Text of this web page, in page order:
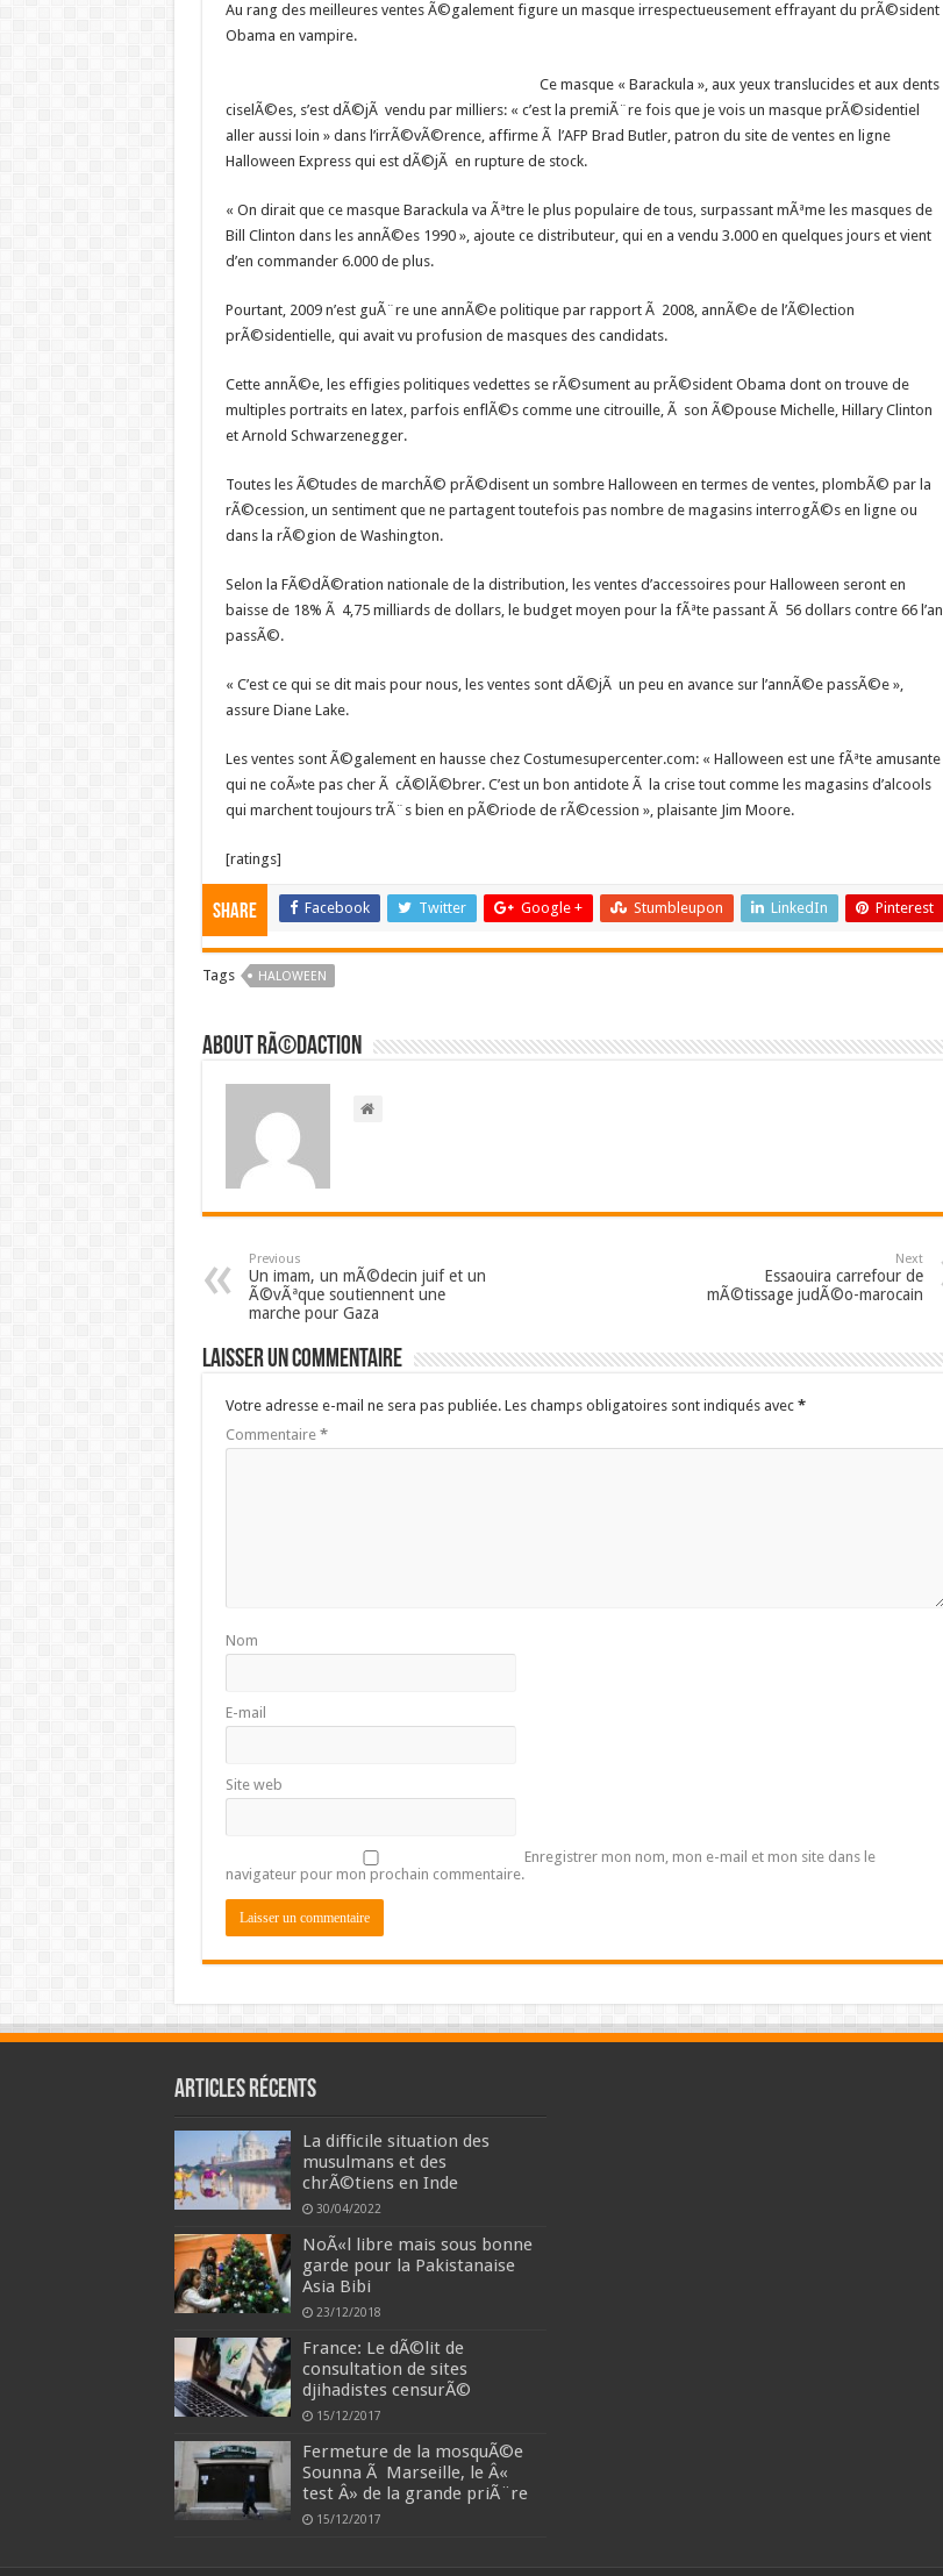
Au rang des meilleures ventes Ã©galement figure un masque irrespectueusement effrayant du prÃ©sident
Obama en vampire.
Ce masque « Barackula », aux yeux translucides et aux dents
ciselÃ©es, s’est dÃ©jÃ vendu par milliers: « c’est la premiÃ¨re fois que je vois un masque prÃ©sidentiel
aller aussi loin » dans l’irrÃ©vÃ©rence, affirme Ã l’AFP Brad Butler, patron du site de ventes en ligne
Halloween Express qui est dÃ©jÃ en rupture de stock.
« On dirait que ce masque Barackula va Ãªtre le plus populaire de tous, surpassant mÃªme les masques de
Bill Clinton dans les annÃ©es 1990 », ajoute ce distributeur, qui en a vendu 3.000 en quelques jours et vient
d’en commander 6.000 de plus.
Pourtant, 2009 n’est guÃ¨re une annÃ©e politique par rapport Ã 2008, annÃ©e de l’Ã©lection
prÃ©sidentielle, qui avait vu profusion de masques des candidats.
Cette annÃ©e, les effigies politiques vedettes se rÃ©sument au prÃ©sident Obama dont on trouve de
multiples portraits en latex, parfois enflÃ©s comme une citrouille, Ã son Ã©pouse Michelle, Hillary Clinton
et Arnold Schwarzenegger.
Toutes les Ã©tudes de marchÃ© prÃ©disent un sombre Halloween en termes de ventes, plombÃ© par la
rÃ©cession, un sentiment que ne partagent toutefois pas nombre de magasins interrogÃ©s en ligne ou
dans la rÃ©gion de Washington.
Selon la FÃ©dÃ©ration nationale de la distribution, les ventes d’accessoires pour Halloween seront en
baisse de 18% Ã 4,75 milliards de dollars, le budget moyen pour la fÃªte passant Ã 56 dollars contre 66 l’an
passÃ©.
« C’est ce qui se dit mais pour nous, les ventes sont dÃ©jÃ un peu en avance sur l’annÃ©e passÃ©e »,
assure Diane Lake.
Les ventes sont Ã©galement en hausse chez Costumesupercenter.com: « Halloween est une fÃªte amusante
qui ne coÃ»te pas cher Ã cÃ©lÃ©brer. C’est un bon antidote Ã la crise tout comme les magasins d’alcools
qui marchent toujours trÃ¨s bien en pÃ©riode de rÃ©cession », plaisante Jim Moore.
[ratings]
Share Facebook Twitter Google + Stumbleupon LinkedIn Pinterest
Tags HALOWEEN
About RÃ©daction
Previous
Un imam, un mÃ©decin juif et un
Ã©vÃªque soutiennent une
marche pour Gaza
Next
Essaouira carrefour de
mÃ©tissage judÃ©o-marocain
Laisser un commentaire
Votre adresse e-mail ne sera pas publiée. Les champs obligatoires sont indiqués avec *
Commentaire *
Nom
E-mail
Site web
Enregistrer mon nom, mon e-mail et mon site dans le
navigateur pour mon prochain commentaire.
Articles récents
La difficile situation des
musulmans et des
chrÃ©tiens en Inde
30/04/2022
NoÃ«l libre mais sous bonne
garde pour la Pakistanaise
Asia Bibi
23/12/2018
France: Le dÃ©lit de
consultation de sites
djihadistes censurÃ©
15/12/2017
Fermeture de la mosquÃ©e
Sounna Ã Marseille, le Â«
test Â» de la grande priÃ¨re
15/12/2017